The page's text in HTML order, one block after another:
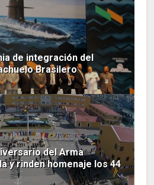
de integración del
Brasilero
del Arma
y rinden homenaje los 44